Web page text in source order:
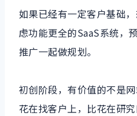
如果已经有一定客户基础
虑功能更全的SaaS系统，
推广一起做规划。
初创阶段，有价值的不是
花在找客户上，比花在研